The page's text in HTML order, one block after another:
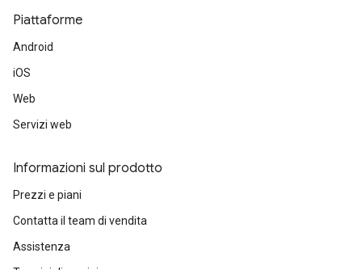
Piattaforme
Android
iOS
Web
Servizi web
Informazioni sul prodotto
Prezzi e piani
Contatta il team di vendita
Assistenza